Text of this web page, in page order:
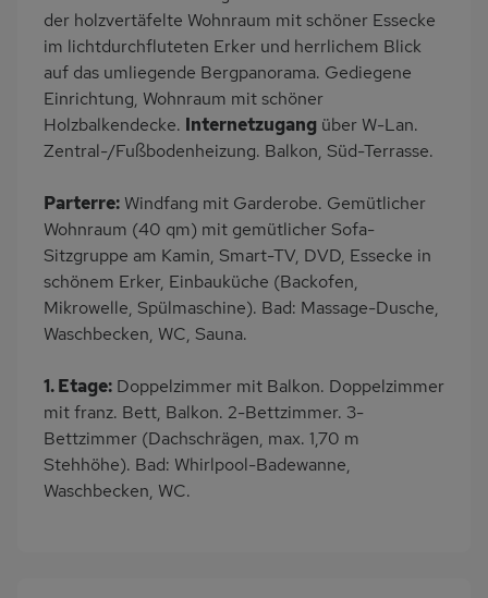
Nichtraucher
freistehend
Internet
Balkonmöbel
Zusätzliches Badezimmer
Kaffeemaschine
Bergblick
Bettwäsche mietbar
Handtücher mietbar
der holzvertäfelte Wohnraum mit schöner Essecke
im lichtdurchfluteten Erker und herrlichem Blick
auf das umliegende Bergpanorama. Gediegene
Einrichtung, Wohnraum mit schöner
Holzbalkendecke. Internetzugang über W-Lan.
Zentral-/Fußbodenheizung. Balkon, Süd-Terrasse.
Parterre: Windfang mit Garderobe. Gemütlicher
Wohnraum (40 qm) mit gemütlicher Sofa-
Sitzgruppe am Kamin, Smart-TV, DVD, Essecke in
schönem Erker, Einbauküche (Backofen,
Mikrowelle, Spülmaschine). Bad: Massage-Dusche,
Waschbecken, WC, Sauna.
1. Etage: Doppelzimmer mit Balkon. Doppelzimmer
mit franz. Bett, Balkon. 2-Bettzimmer. 3-
Bettzimmer (Dachschrägen, max. 1,70 m
Stehhöhe). Bad: Whirlpool-Badewanne,
Waschbecken, WC.